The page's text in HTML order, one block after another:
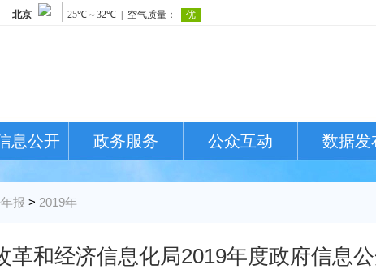
息公开 政务服务 公众互动 数据发
报 > 2019年
革和经济信息化局2019年度政府信息